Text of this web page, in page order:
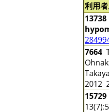
利用
13738
7664
2012
15729